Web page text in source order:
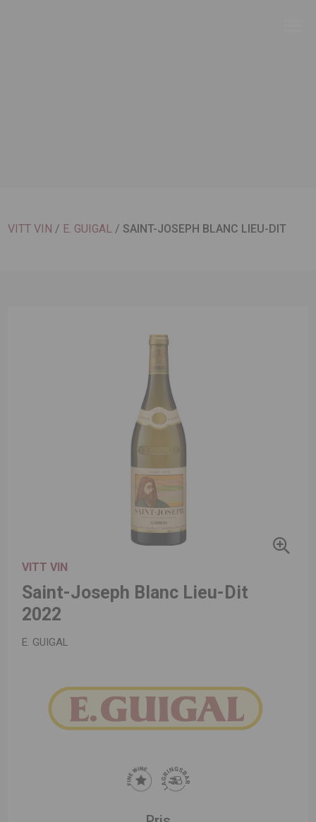
VITT VIN / E. GUIGAL / SAINT-JOSEPH BLANC LIEU-DIT
VITT VIN
Saint-Joseph Blanc Lieu-Dit
2022
E. GUIGAL